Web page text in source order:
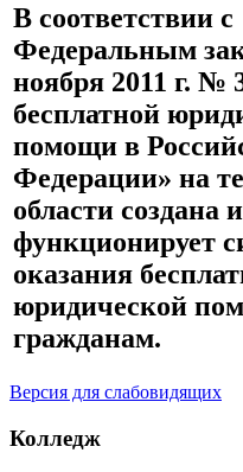
В соответствии с
Федеральным
ноября 2011 г. №
бесплатной
помощи в
Федерации» на
области создана и
функционирует
оказания
юридической
гражданам.
Версия для слабовидящих
Колледж